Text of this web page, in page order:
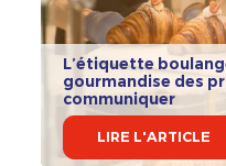
L’étiquette
gourmandise des
communiquer
LIRE L'ARTICLE